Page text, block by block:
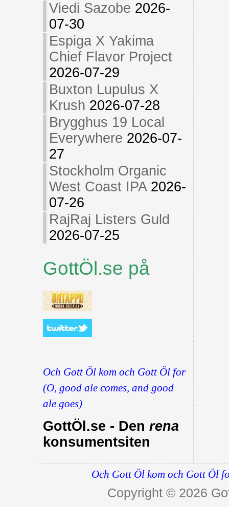
Viedi Sazobe 2026-
07-30
Espiga X Yakima
Chief Flavor Project
2026-07-29
Buxton Lupulus X
Krush 2026-07-28
Brygghus 19 Local
Everywhere 2026-07-
27
Stockholm Organic
West Coast IPA 2026-
07-26
RajRaj Listers Guld
2026-07-25
GottÖl.se på
Och Gott Öl kom och Gott Öl for
(O, good ale comes, and good
ale goes)
GottÖl.se - Den rena
konsumentsiten
Och Gott Öl kom och Gott Öl
Copyright © 2026